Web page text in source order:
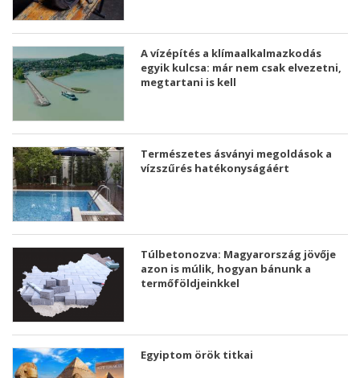
A vízépítés a klímaalkalmazkodás
egyik kulcsa: már nem csak elvezetni,
megtartani is kell
Természetes ásványi megoldások a
vízszűrés hatékonyságáért
Túlbetonozva: Magyarország jövője
azon is múlik, hogyan bánunk a
termőföldjeinkkel
Egyiptom örök titkai